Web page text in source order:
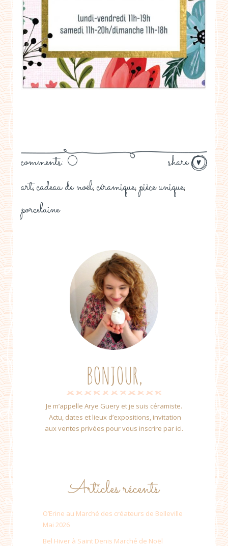
share
comments: 0
art, cadeau de noël, céramique, pièce unique,
porcelaine
BONJOUR,
Je m’appelle Arye Guery et je suis céramiste.
Actu, dates et lieux d’expositions, invitation
aux ventes privées pour vous inscrire par ici.
Articles récents
O’Erine au Marché des créateurs de Belleville
Mai 2026
Bel Hiver à Saint Denis Marché de Noël